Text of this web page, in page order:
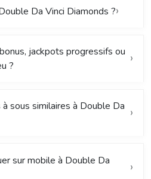
Da Vinci Diamonds ?
jackpots progressifs ou
?
sous similaires à Double Da
sur mobile à Double Da